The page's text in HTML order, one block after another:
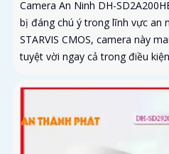
Camera An Ninh DH-
bị đáng chú ý trong lĩnh vực an
STARVIS CMOS, camera này
tuyệt vời ngay cả trong điều